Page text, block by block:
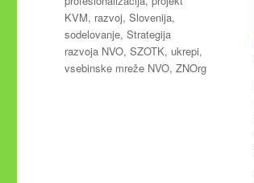
KVM, razvoj,Slovenija,
sodelovanje,Strategija
razvoja NVO,SZOTK, ukrepi,
vsebinske mreže NVO,ZNOrg